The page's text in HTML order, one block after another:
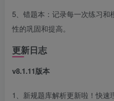
5、错题本：记录每一次练习和
性的巩固和提高。
更新日志
v8.1.11版本
1、新规题库解析更新啦！快速